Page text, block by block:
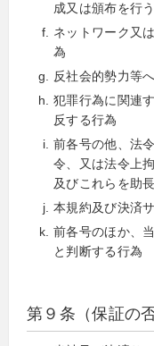
成又は頒布を行
ネットワーク又
為
反社会的勢力等
犯罪行為に関連
反する行為
前各号の他、法
令、又は法令上
及びこれらを助
本規約及び決済
前各号のほか、
と判断する行為
第９条（保証の